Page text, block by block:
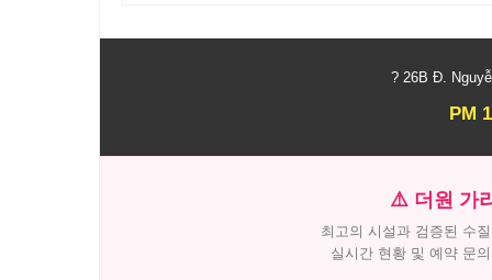
? 26B Đ.
PM
⚠️ 더원 가
최고의 시설과 검증된 수
실시간 현황 및 예약 문